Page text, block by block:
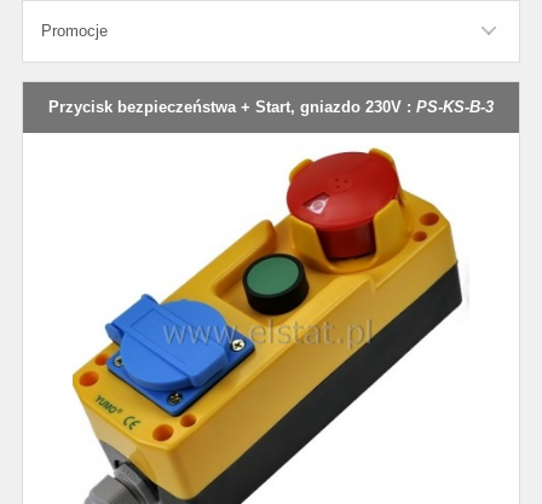
Promocje
Przycisk bezpieczeństwa + Start, gniazdo 230V : PS-KS-B-3